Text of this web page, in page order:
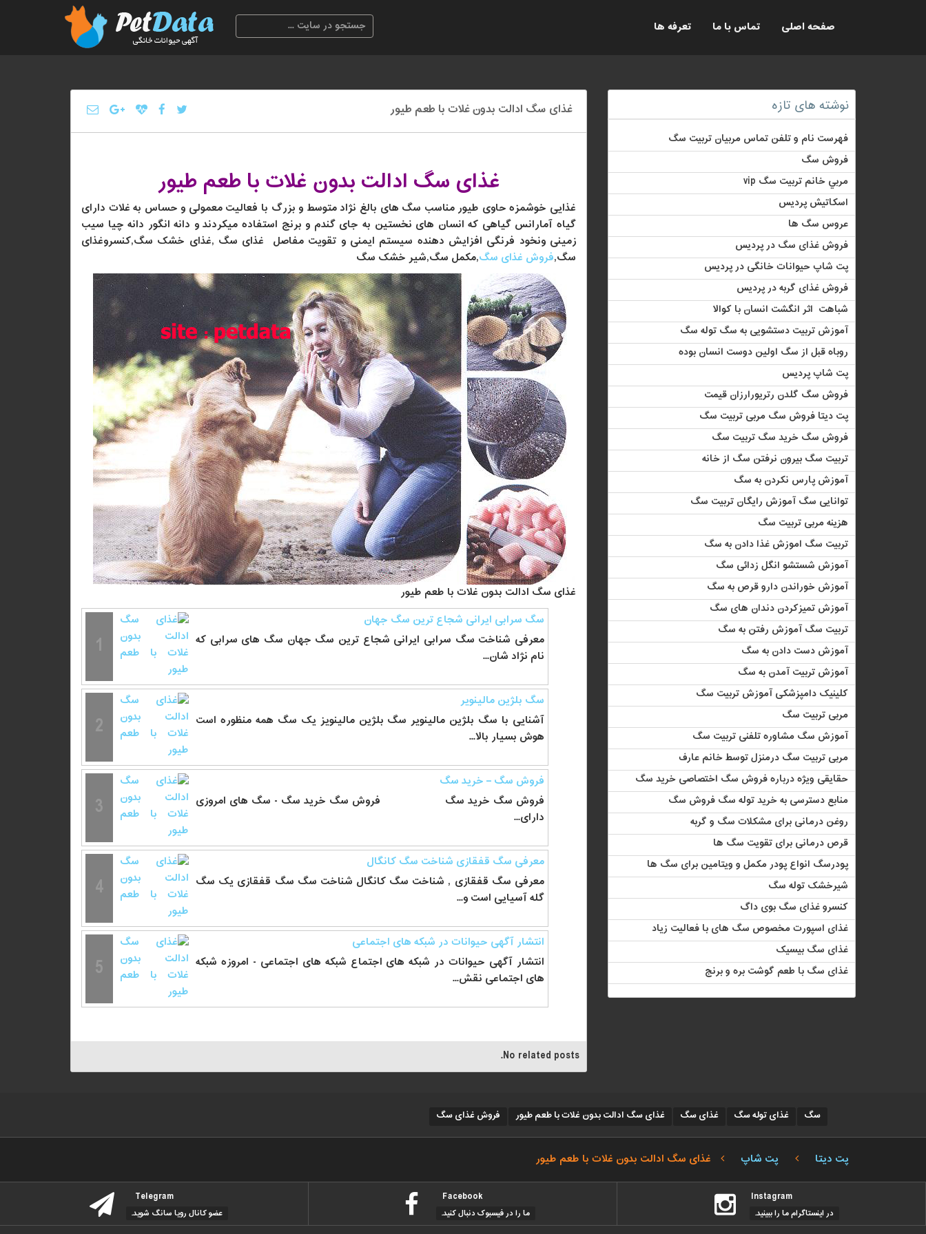
صفحه اصلی تماس با ما تعرفه ها
نوشته های تازه
فهرست نام و تلفن تماس مربیان تربیت سگ
فروش سگ
مربي خانم تربيت سگ vip
اسکاتیش پردیس
عروس سگ ها
فروش غذای سگ در پردیس
پت شاپ حیوانات خانگی در پردیس
فروش غذای گربه در پردیس
شباهت اثر انگشت انسان با کوالا
آموزش تربیت دستشویی به سگ توله سگ
روباه قبل از سگ اولین دوست انسان بوده
پت شاپ پردیس
فروش سگ گلدن رتریورارزان قیمت
پت دیتا فروش سگ مربی تربیت سگ
فروش سگ خرید سگ تربیت سگ
تربیت سگ بیرون نرفتن سگ از خانه
آموزش پارس نکردن به سگ
توانایی سگ آموزش رایگان تربیت سگ
هزینه مربی تربیت سگ
تربیت سگ اموزش ‏غذا دادن به سگ
آموزش شستشو انگل زدائی سگ
آموزش خوراندن دارو قرص به سگ
آموزش تمیزکردن دندان های سگ
تربیت سگ آموزش رفتن به سگ
آموزش دست دادن به سگ
آموزش تربیت آمدن به سگ
کلینیک دامپزشکی آموزش تربیت سگ
مربی تربیت سگ
آموزش سگ مشاوره تلفنی تربیت سگ
مربی تربیت سگ درمنزل توسط خانم عارف
حقایقی ویژه درباره فروش سگ اختصاصی خرید سگ
منابع دسترسی به خرید توله سگ فروش سگ
روغن درمانی برای مشکلات سگ و گربه
قرص درمانی برای تقویت سگ ها
پودرسگ انواع پودر مکمل و ویتامین برای سگ ها
شیرخشک توله سگ
کنسرو غذای سگ بوی داگ
غذای اسپورت مخصوص سگ های با فعالیت زیاد
غذای سگ بیسیک
غذای سگ با طعم گوشت بره و برنج
غذای سگ ادالت بدون غلات با طعم طیور
غذای سگ ادالت بدون غلات با طعم طیور
غذایی خوشمزه حاوی طیور مناسب سگ های بالغ نژاد متوسط و بزرگ با فعالیت معمولی و حساس به غلات دارای
گیاه آمارانس گیاهی که انسان های نخستین به جای گندم و برنج استفاده میکردند و دانه انگور دانه چیا سیب
زمینی ونخود فرنگی افزایش دهنده سیستم ایمنی و تقویت مفاصل غذای سگ ,غذای خشک سگ,کنسروغذای
سگ,فروش غذای سگ,مکمل سگ,شیر خشک سگ
غذای سگ ادالت بدون غلات با طعم طیور
1
سگ سرابی ایرانی شجاع ترین سگ جهان
معرفی شناخت سگ سرابی ایرانی شجاع ترین سگ جهان سگ های سرابی که
نام نژاد شان...
2
سگ بلژین مالینویر
آشنایی با سگ بلژین مالینویر سگ بلژین مالینویز یک سگ همه منظوره است
هوش بسیار بالا...
3
فروش سگ – خرید سگ
فروش سگ خرید سگ فروش سگ خرید سگ - سگ های امروزی
دارای...
4
معرفی سگ قفقازی شناخت سگ کانگال
معرفی سگ قفقازی , شناخت سگ کانگال شناخت سگ سگ قفقازی یک سگ
گله آسیایی است و...
5
انتشار آگهی حیوانات در شبکه های اجتماعی
انتشار آگهی حیوانات در شبکه های اجتماع شبکه های اجتماعی - امروزه شبکه
های اجتماعی نقش...
No related posts.
سگ غذای توله سگ غذای سگ غذای سگ ادالت بدون غلات با طعم طیور فروش غذای سگ
پت دیتا پت شاپ غذای سگ ادالت بدون غلات با طعم طیور
Instagram
در اینستاگرام ما را ببینید.
Facebook
ما را در فیسبوک دنبال کنید.
Telegram
عضو کانال رویا سانگ شوید.